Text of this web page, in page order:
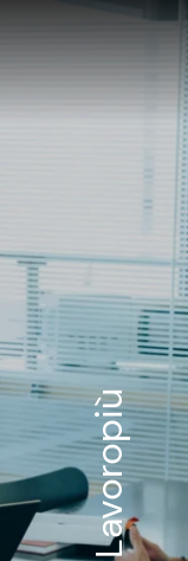
Lavoropiù